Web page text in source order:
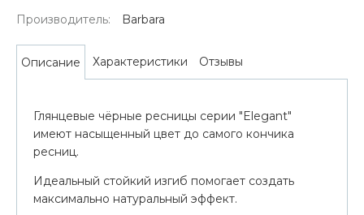
Производитель: Barbara
Описание Характеристики Отзывы
Глянцевые чёрные ресницы серии "Elegant"
имеют насыщенный цвет до самого кончика
ресниц.
Идеальный стойкий изгиб помогает создать
максимально натуральный эффект.